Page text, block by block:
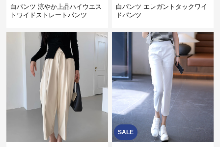
白パンツ 涼やか上品ハイウエス
トワイドストレートパンツ
白パンツ エレガントタックワイ
ドパンツ
SALE